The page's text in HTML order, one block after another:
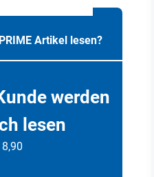
Artikel lesen?
werden
lesen